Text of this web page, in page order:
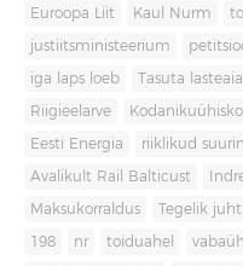
Euroopa Liit Kaul Nurm
justiitsministeerium
iga laps loeb Tasuta
Riigieelarve
Eesti Energia riiklikud
Avalikult Rail Balticust
Maksukorraldus Tegelik juht
198 nr toiduahel